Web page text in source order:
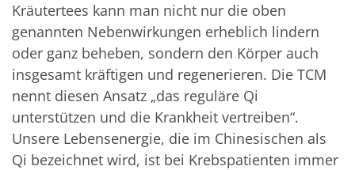
Kräutertees kann man nicht nur die oben
genannten Nebenwirkungen erheblich lindern
oder ganz beheben, sondern den Körper auch
insgesamt kräftigen und regenerieren. Die TCM
nennt diesen Ansatz „das reguläre Qi
unterstützen und die Krankheit vertreiben“.
Unsere Lebensenergie, die im Chinesischen als
Qi bezeichnet wird, ist bei Krebspatienten immer